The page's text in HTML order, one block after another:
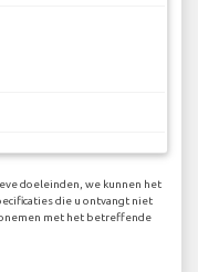
doeleinden, we kunnen het
die u ontvangt niet
met het betreffende